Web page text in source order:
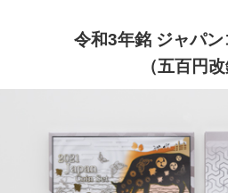
令和3年銘 ジャパン
（五百円改